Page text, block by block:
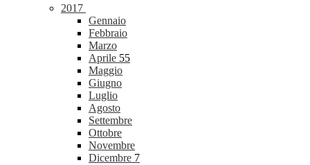
2017
Gennaio
Febbraio
Marzo
Aprile 55
Maggio
Giugno
Luglio
Agosto
Settembre
Ottobre
Novembre
Dicembre 7